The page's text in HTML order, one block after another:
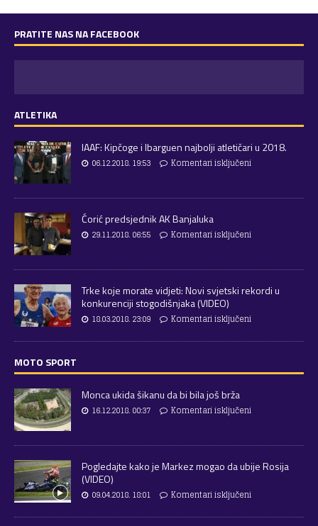
PRATITE NAS NA FACEBOOK
ATLETIKA
IAAF: Kipčoge i Ibarguen najbolji atletičari u 2018.
06.12.2018. 19:53 Komentari isključeni
Ćorić predsjednik AK Banjaluka
29.11.2018. 06:55 Komentari isključeni
Trke koje morate vidjeti: Novi svjetski rekordi u
konkurenciji stogodišnjaka (VIDEO)
18.03.2018. 23:09 Komentari isključeni
MOTO SPORT
Monca ukida šikanu da bi bila još brža
16.12.2018. 00:37 Komentari isključeni
Pogledajte kako je Markez mogao da ubije Rosija
(VIDEO)
09.04.2018. 18:01 Komentari isključeni